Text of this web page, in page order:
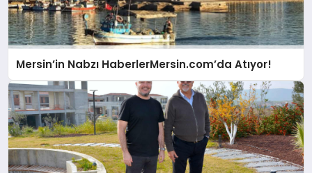
Mersin’in Nabzı HaberlerMersin.com’da Atıyor!